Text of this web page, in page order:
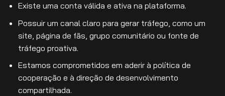
Existe uma conta válida e ativa na plataforma.
Possuir um canal claro para gerar tráfego, como um
site, página de fãs, grupo comunitário ou fonte de
tráfego proativa.
Estamos comprometidos em aderir à política de
cooperação e à direção de desenvolvimento
compartilhada.